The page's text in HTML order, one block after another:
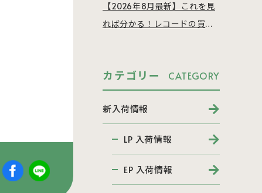
【2026年8月最新】これを見
れば分かる！レコードの買取
カテゴリー CATEGORY
新入荷情報
LP 入荷情報
EP 入荷情報